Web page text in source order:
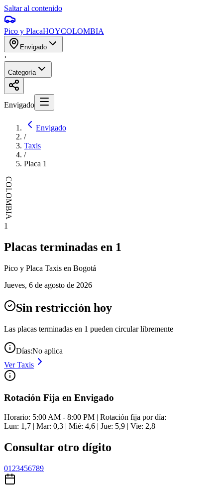
Saltar al contenido
Pico y PlacaHOYCOLOMBIA
Envigado
›
Categoría
Envigado
Envigado
/
Taxis
/
Placa 1
COLOMBIA
1
Placas terminadas en 1
Pico y Placa Taxis en Bogotá
Jueves, 6 de agosto de 2026
Sin restricción hoy
Las placas terminadas en 1 pueden circular libremente
Días:No aplica
VerTaxis
Rotación Fija en Envigado
Horario: 5:00 AM - 8:00 PM | Rotación fija por día:
Lun: 1,7 | Mar: 0,3 | Mié: 4,6 | Jue: 5,9 | Vie: 2,8
Consultar otro dígito
01 23456789